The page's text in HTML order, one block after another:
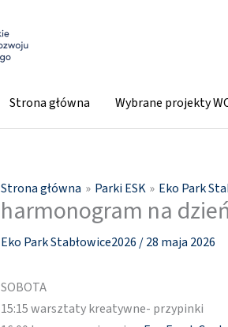
Strona główna Wybrane projekty
Strona główna Parki ESK Eko Park
harmonogram na
Eko Park Stabłowice2026 /28 maja 2026
SOBOTA
15:15 warsztaty kreatywne- przypinki